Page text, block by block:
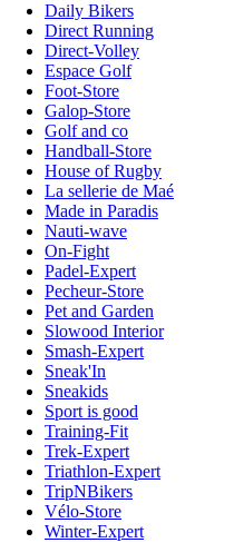
Daily Bikers
Direct Running
Direct-Volley
Espace Golf
Foot-Store
Galop-Store
Golf and co
Handball-Store
House of Rugby
La sellerie de Maé
Made in Paradis
Nauti-wave
On-Fight
Padel-Expert
Pecheur-Store
Pet and Garden
Slowood Interior
Smash-Expert
Sneak'In
Sneakids
Sport is good
Training-Fit
Trek-Expert
Triathlon-Expert
TripNBikers
Vélo-Store
Winter-Expert